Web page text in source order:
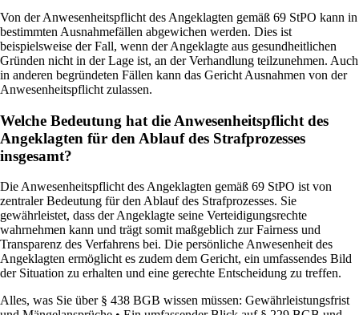
Von der Anwesenheitspflicht des Angeklagten gemäß 69 StPO kann in
bestimmten Ausnahmefällen abgewichen werden. Dies ist
beispielsweise der Fall, wenn der Angeklagte aus gesundheitlichen
Gründen nicht in der Lage ist, an der Verhandlung teilzunehmen. Auch
in anderen begründeten Fällen kann das Gericht Ausnahmen von der
Anwesenheitspflicht zulassen.
Welche Bedeutung hat die Anwesenheitspflicht des
Angeklagten für den Ablauf des Strafprozesses
insgesamt?
Die Anwesenheitspflicht des Angeklagten gemäß 69 StPO ist von
zentraler Bedeutung für den Ablauf des Strafprozesses. Sie
gewährleistet, dass der Angeklagte seine Verteidigungsrechte
wahrnehmen kann und trägt somit maßgeblich zur Fairness und
Transparenz des Verfahrens bei. Die persönliche Anwesenheit des
Angeklagten ermöglicht es zudem dem Gericht, ein umfassendes Bild
der Situation zu erhalten und eine gerechte Entscheidung zu treffen.
Alles, was Sie über § 438 BGB wissen müssen: Gewährleistungsfrist